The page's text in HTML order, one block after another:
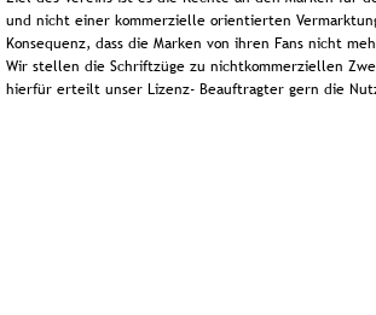
und nicht einer kommerzielle orientierten
Konsequenz, dass die Marken von ihren Fans nicht
Wir stellen die Schriftzüge zu nichtkommerziellen
hierfür erteilt unser Lizenz- Beauftragter gern die